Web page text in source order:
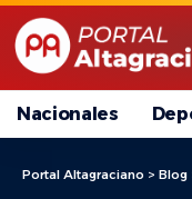
Nacionales
Portal Altagraciano > Blog